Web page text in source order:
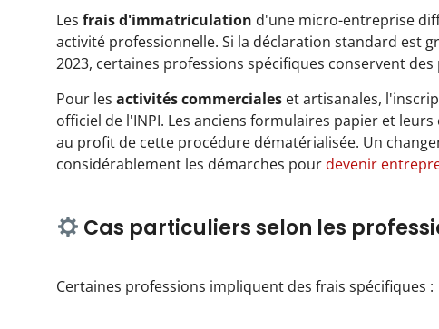
Les frais d'immatriculation d'une micro-entreprise
activité professionnelle. Si la déclaration standard est
2023, certaines professions spécifiques conservent
Pour les activités commerciales et artisanales,
officiel de l'INPI. Les anciens formulaires papier et
au profit de cette procédure dématérialisée. Un
considérablement les démarches pour devenir
Cas particuliers selon les
Certaines professions impliquent des frais spécifiques :